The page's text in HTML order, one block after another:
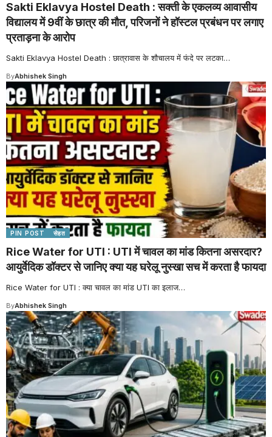
Sakti Eklavya Hostel Death : सक्ती के एकलव्य आवासीय
विद्यालय में 9वीं के छात्र की मौत, परिजनों ने हॉस्टल प्रबंधन पर लगाए
प्रताड़ना के आरोप
Sakti Eklavya Hostel Death : छात्रावास के शौचालय में फंदे पर लटका…
ByAbhishek Singh
PIN POST सेहत
Rice Water for UTI : UTI में चावल का मांड कितना असरदार?
आयुर्वेदिक डॉक्टर से जानिए क्या यह घरेलू नुस्खा सच में करता है फायदा
Rice Water for UTI : क्या चावल का मांड UTI का इलाज…
ByAbhishek Singh